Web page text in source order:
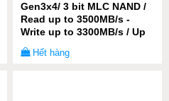
Gen3x4/ 3 bit MLC NAND /
Read up to 3500MB/s -
Write up to 3300MB/s / Up
600TBW
Hết hàng